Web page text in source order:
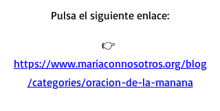
Pulsa el siguiente enlace:
👉
https://www.mariaconnosotros.org/blog
/categories/oracion-de-la-manana